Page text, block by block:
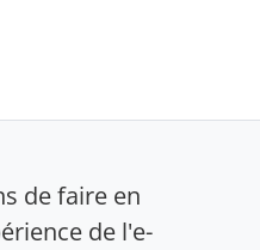
de faire en
de l'e-